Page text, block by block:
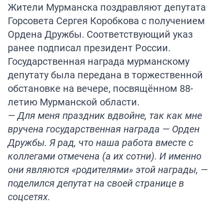
Жители Мурманска поздравляют депутата
Горсовета Сергея Коробкова с получением
Ордена Дружбы. Соответствующий указ
ранее подписал президент России.
Государственная награда мурманскому
депутату была передана в торжественной
обстановке на вечере, посвящённом 88-
летию Мурманской области.
— Для меня праздник вдвойне, так как мне
вручена государственная награда — Орден
Дружбы. Я рад, что наша работа вместе с
коллегами отмечена (а их сотни). И именно
они являются «родителями» этой награды, —
поделился депутат на своей странице в
соцсетях.